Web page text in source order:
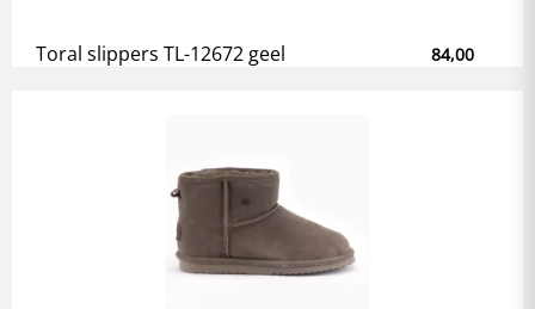
Toral slippers TL-12672 geel 84,00